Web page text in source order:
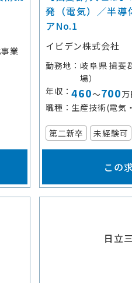
業
発（電気）／半導
アNo.1
イビデン株式会社
勤務地
岐阜県揖斐
場）
年収
460～700
職種
生産技術(電気
第二新卒 未経験可
この
日立